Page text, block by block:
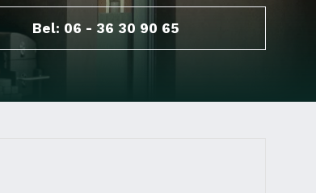
Bel: 06 - 36 30 90 65